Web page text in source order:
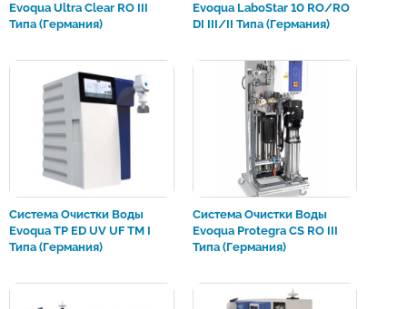
Evoqua Ultra Clear RO III
Типа (Германия)
Evoqua LaboStar 10 RO/RO
DI III/II Типа (Германия)
Система Очистки Воды
Evoqua TP ED UV UF TM I
Типа (Германия)
Система Очистки Воды
Evoqua Protegra CS RO III
Типа (Германия)